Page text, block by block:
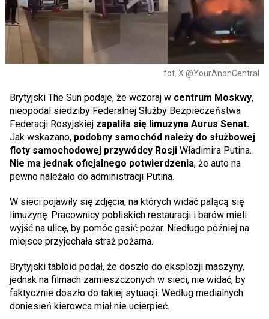
fot. X @YourAnonCentral
Brytyjski The Sun podaje, że wczoraj w centrum Moskwy,
nieopodal siedziby Federalnej Służby Bezpieczeństwa
Federacji Rosyjskiej zapaliła się limuzyna Aurus Senat.
Jak wskazano, podobny samochód należy do służbowej
floty samochodowej przywódcy Rosji Władimira Putina.
Nie ma jednak oficjalnego potwierdzenia, że auto na
pewno należało do administracji Putina.
W sieci pojawiły się zdjęcia, na których widać palącą się
limuzynę. Pracownicy pobliskich restauracji i barów mieli
wyjść na ulicę, by pomóc gasić pożar. Niedługo później na
miejsce przyjechała straż pożarna.
Brytyjski tabloid podał, że doszło do eksplozji maszyny,
jednak na filmach zamieszczonych w sieci, nie widać, by
faktycznie doszło do takiej sytuacji. Według medialnych
doniesień kierowca miał nie ucierpieć.